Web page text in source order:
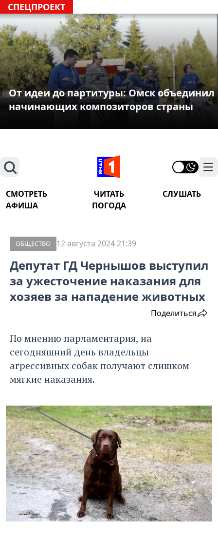
СПЕЦПРОЕКТ
От идеи до партитуры: Омск объединил
начинающих композиторов страны
Поиск
СМОТРЕТЬ ЧИТАТЬ
СЛУШАТЬ
АФИША
ПОГОДА
ОБЩЕСТВО 12 августа 2024 21:39
Депутат ГД Чернышов выступил
за ужесточение наказания для
хозяев за нападение животных
Поделиться
По мнению парламентария, на
сегодняшний день владельцы
агрессивных собак получают слишком
мягкие наказания.